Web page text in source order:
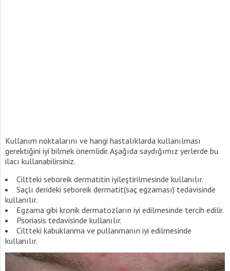
Kullanım noktalarını ve hangi hastalıklarda kullanılması
gerektiğini iyi bilmek önemlidir. Aşağıda saydığımız yerlerde bu
ilacı kullanabilirsiniz.
Ciltteki seboreik dermatitin iyileştirilmesinde kullanılır.
Saçlı derideki seboreik dermatit(saç egzaması) tedavisinde
kullanılır.
Egzama gibi kronik dermatozların iyi edilmesinde tercih edilir.
Psoriasis tedavisinde kullanılır.
Ciltteki kabuklanma ve pullanmanın iyi edilmesinde
kullanılır.